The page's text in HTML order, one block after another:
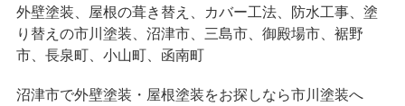
外壁塗装、屋根の葺き替え、カバー工法、防水工事、塗
り替えの市川塗装、沼津市、三島市、御殿場市、裾野
市、長泉町、小山町、函南町
沼津市で外壁塗装・屋根塗装をお探しなら市川塗装へ